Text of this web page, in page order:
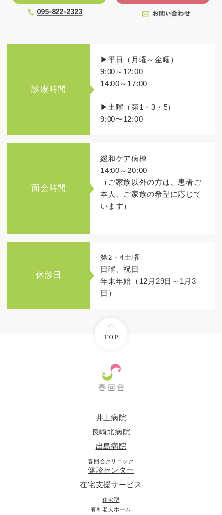
診療時間
▶平日（月曜～金曜）
9:00～12:00
14:00～17:00
▶土曜（第1・3・5）
9:00〜12:00
面会時間
緩和ケア病棟
14:00～20:00
（ご家族以外の方は、患者ご
本人、ご家族の希望に応じて
います）
休診日
第2・4土曜
日曜、祝日
年末年始（12月29日～1月3
日）
井上病院
長崎北病院
出島病院
春回会クリニック
健診センター
在宅支援サービス
住宅型
有料老人ホーム